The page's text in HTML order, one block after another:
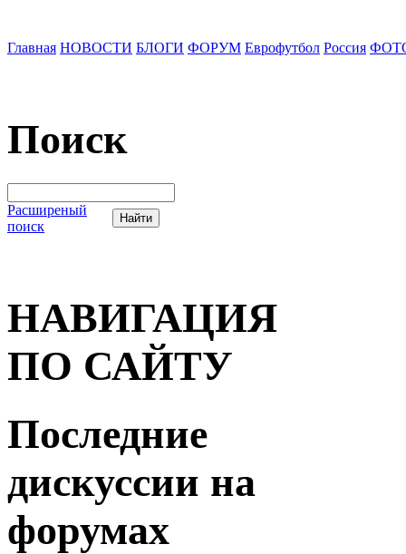
Главная НОВОСТИ БЛОГИ ФОРУМ Еврофутбол Россия
Поиск
Расширеный
поиск
НАВИГАЦИЯ
ПО САЙТУ
Последние
дискуссии на
форумах